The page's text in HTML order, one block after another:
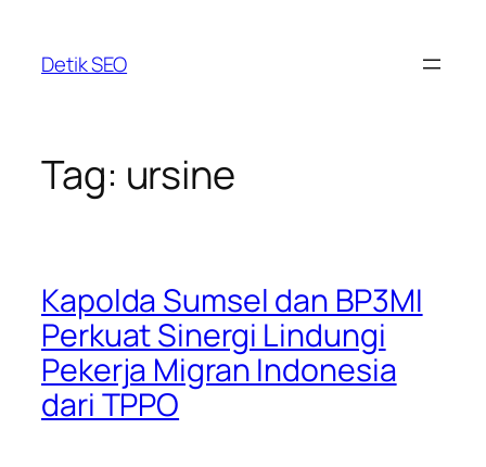
content
Detik SEO
Tag: ursine
Kapolda Sumsel dan BP3MI
Perkuat Sinergi Lindungi
Pekerja Migran Indonesia
dari TPPO